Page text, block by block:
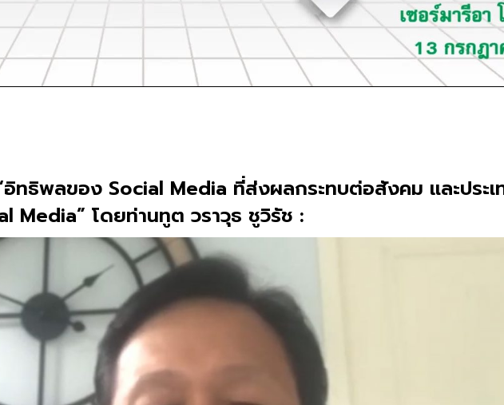
อิทธิพลของ Social Media ที่ส่งผลกระทบต่อสังคม และประเ
Media” โดยท่านทูต วราวุธ ชูวิรัช :